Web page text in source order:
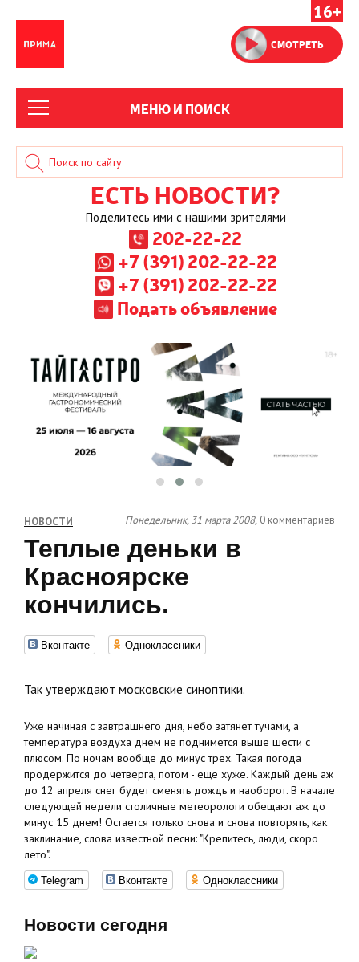
16+
СМОТРЕТЬ
МЕНЮ И ПОИСК
ЕСТЬ НОВОСТИ?
Поделитесь ими с нашими зрителями
202-22-22
+7 (391) 202-22-22
+7 (391) 202-22-22
Подать объявление
НОВОСТИ Понедельник, 31 марта 2008, 0 комментариев
Теплые деньки в
Красноярске
кончились.
Вконтакте Одноклассники
Так утверждают московские синоптики.
Уже начиная с завтрашнего дня, небо затянет тучами, а
температура воздуха днем не поднимется выше шести с
плюсом. По ночам вообще до минус трех. Такая погода
продержится до четверга, потом - еще хуже. Каждый день аж
до 12 апреля снег будет сменять дождь и наоборот. В начале
следующей недели столичные метеорологи обещают аж до
минус 15 днем! Остается только снова и снова повторять, как
заклинание, слова известной песни: "Крепитесь, люди, скоро
лето".
Telegram Вконтакте Одноклассники
Новости сегодня